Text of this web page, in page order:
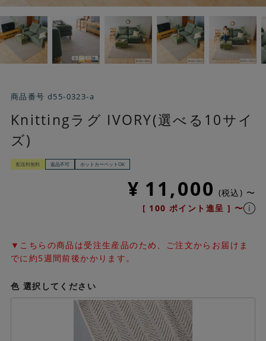
商品番号 d55-0323-a
Knittingラグ IVORY(選べる10サイ
ズ)
配送料無料 返品不可 ホットカーペットOK
¥ 11,000 税込
〜
[ 100 ポイント進呈 ] 〜
▼こちらの商品は受注生産品のため、ご注文からお届けま
でに約5週間前後かかります。
色 選択してください